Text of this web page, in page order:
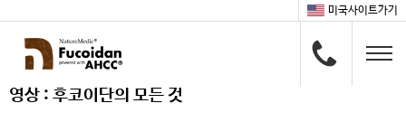
미국사이트가기
영상 : 후코이단의 모든 것